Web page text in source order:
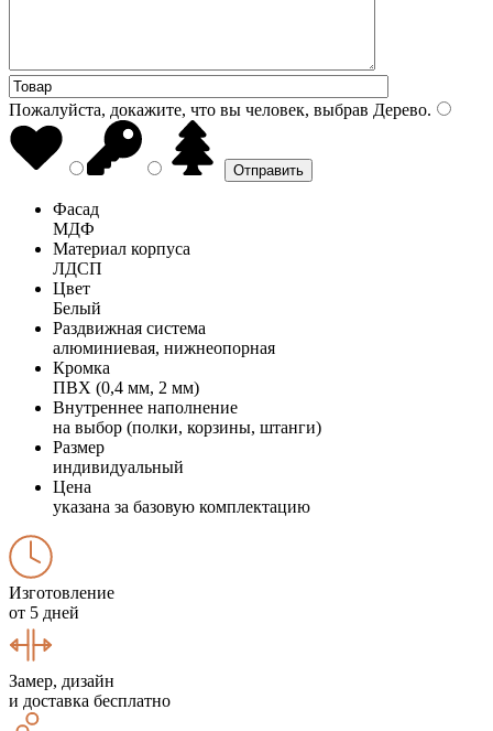
Пожалуйста, докажите, что вы человек, выбрав Дерево.
Фасад
МДФ
Материал корпуса
ЛДСП
Цвет
Белый
Раздвижная система
алюминиевая, нижнеопорная
Кромка
ПВХ (0,4 мм, 2 мм)
Внутреннее наполнение
на выбор (полки, корзины, штанги)
Размер
индивидуальный
Цена
указана за базовую комплектацию
Изготовление
от 5 дней
Замер, дизайн
и доставка бесплатно